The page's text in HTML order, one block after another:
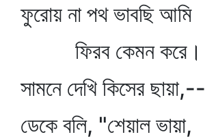
ফুরোয় না পথ ভাবছি আমি
ফিরব কেমন করে।
সামনে দেখি কিসের ছায়া,--
ডেকে বলি, "শেয়াল ভায়া,